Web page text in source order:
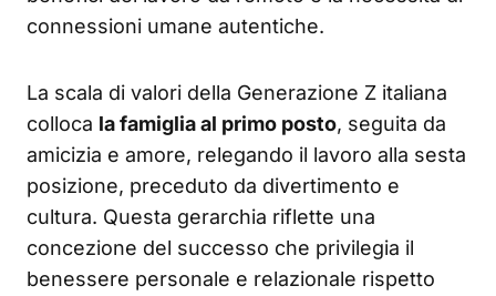
connessioni umane autentiche.
La scala di valori della Generazione Z italiana
colloca la famiglia al primo posto, seguita da
amicizia e amore, relegando il lavoro alla sesta
posizione, preceduto da divertimento e
cultura. Questa gerarchia riflette una
concezione del successo che privilegia il
benessere personale e relazionale rispetto